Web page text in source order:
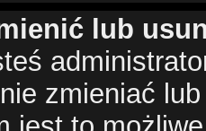
lub
zmieniać